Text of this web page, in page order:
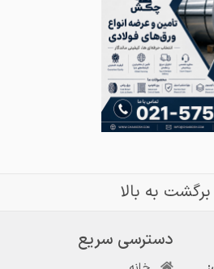
برگشت به بالا
دسترسی سریع